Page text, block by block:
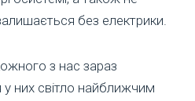
без електрики.
з нас зараз
них світло найближчим